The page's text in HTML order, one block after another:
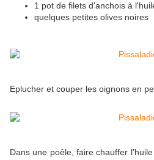
1 pot de filets d'anchois à
quelques petites olives noires
Eplucher et couper les oignons en
Dans une poêle, faire chauffer